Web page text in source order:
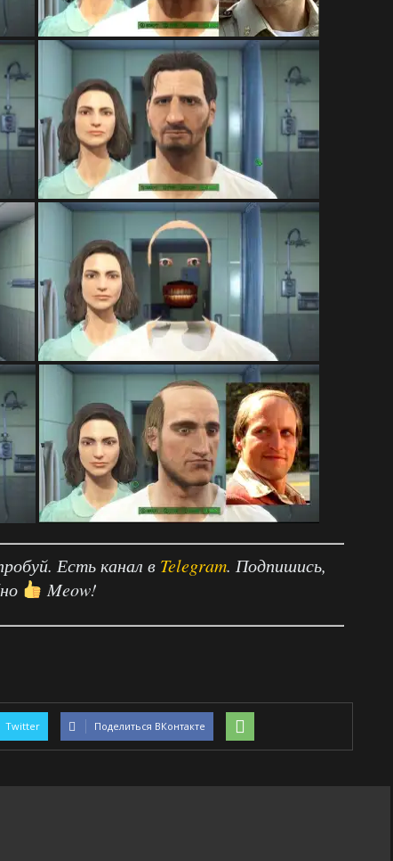
Есть канал в Telegram. Подпишись,
Meow!
Twitter Поделиться ВКонтакте